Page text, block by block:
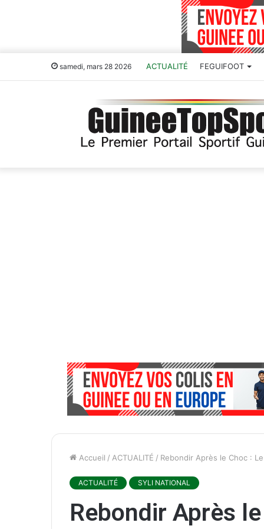
samedi, mars 28 2026 ACTUALITÉ FEGUIFOOT
Accueil / ACTUALITÉ / Rebondir Après le Choc :
ACTUALITÉ SYLI NATIONAL
Rebondir Après